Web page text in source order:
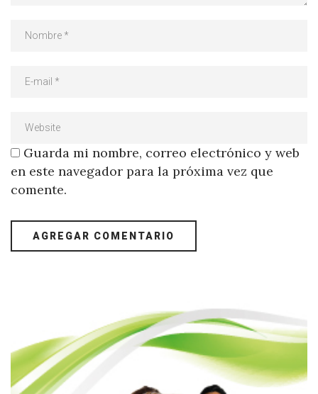
Guarda mi nombre, correo electrónico y web
en este navegador para la próxima vez que
comente.